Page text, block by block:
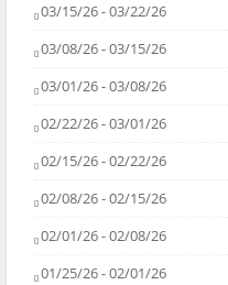
03/15/26 - 03/22/26
03/08/26 - 03/15/26
03/01/26 - 03/08/26
02/22/26 - 03/01/26
02/15/26 - 02/22/26
02/08/26 - 02/15/26
02/01/26 - 02/08/26
01/25/26 - 02/01/26